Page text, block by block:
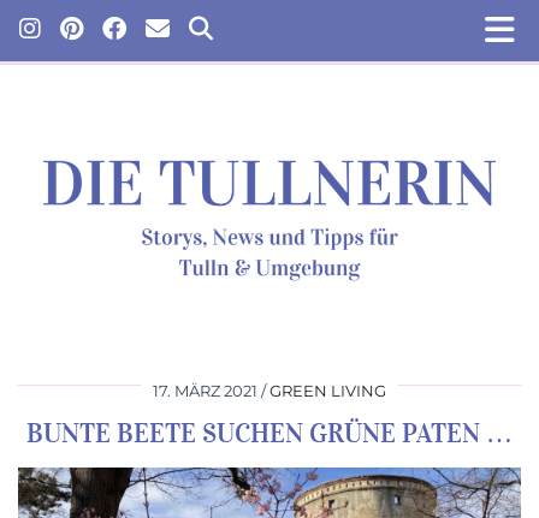
17. MÄRZ 2021 GREEN LIVING
BUNTE BEETE SUCHEN GRÜNE PATEN …